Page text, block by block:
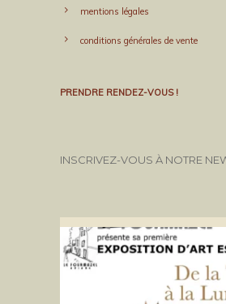
mentions légales
conditions générales de vente
PRENDRE RENDEZ-VOUS !
INSCRIVEZ-VOUS À NOTRE